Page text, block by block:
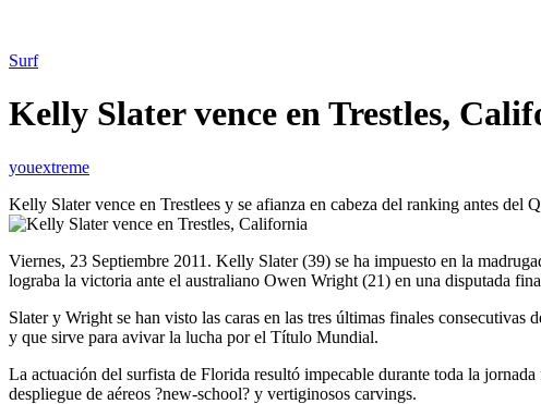
Surf
Kelly Slater vence en Trestles,
youextreme
Kelly Slater vence en Trestlees y se afianza en cabeza del ranking antes del
Viernes, 23 Septiembre 2011. Kelly Slater (39) se ha impuesto en la
lograba la victoria ante el australiano Owen Wright (21) en una disputada
Slater y Wright se han visto las caras en las tres últimas finales
y que sirve para avivar la lucha por el Título Mundial.
La actuación del surfista de Florida resultó impecable durante toda la
despliegue de aéreos ?new-school? y vertiginosos carvings.